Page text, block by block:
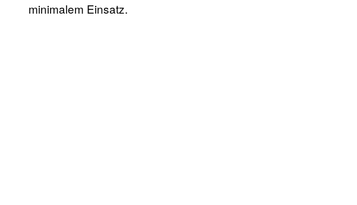
minimalem Einsatz.